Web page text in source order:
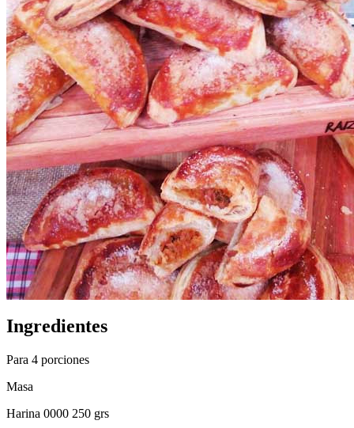
Ingredientes
Para 4 porciones
Masa
Harina 0000 250 grs